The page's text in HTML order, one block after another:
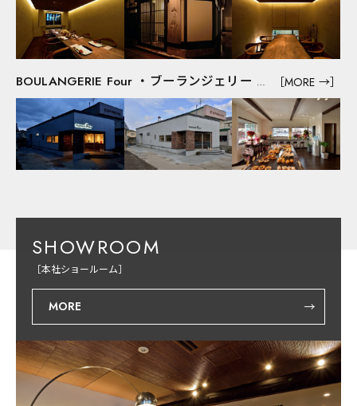
BOULANGERIE Four ・ブーランジェリー フー ［MORE →］
SHOWROOM
［本社ショールーム］
MORE